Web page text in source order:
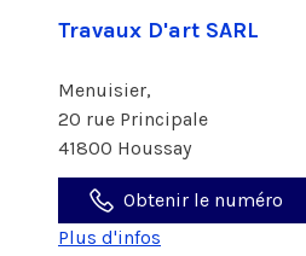
Travaux D'art SARL
Menuisier,
20 rue Principale
41800 Houssay
Obtenir le numéro
Plus d'infos